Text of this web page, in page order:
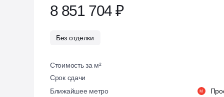
8 851 704 ₽
Без отделки
Стоимость за м²
Срок сдачи
Ближайшее метро
М